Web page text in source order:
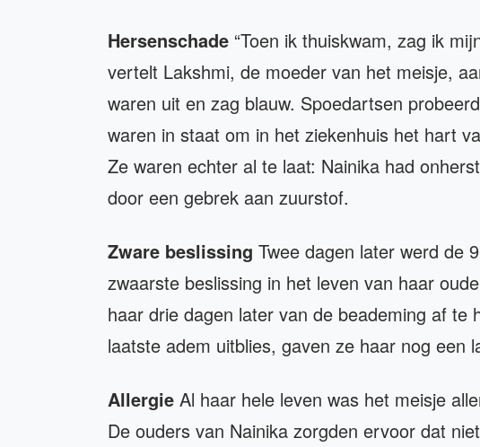
Hersenschade “Toen ik thuiskwam, zag ik
vertelt Lakshmi, de moeder van het meisje,
waren uit en zag blauw. Spoedartsen
waren in staat om in het ziekenhuis het hart
Ze waren echter al te laat: Nainika had
door een gebrek aan zuurstof.
Zware beslissing Twee dagen later werd de
zwaarste beslissing in het leven van haar
haar drie dagen later van de beademing af te
laatste adem uitblies, gaven ze haar nog een
Allergie Al haar hele leven was het meisje
De ouders van Nainika zorgden ervoor dat